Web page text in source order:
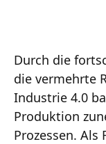
Durch die
die vermehrte
Industrie 4.0
Produktion
Prozessen.